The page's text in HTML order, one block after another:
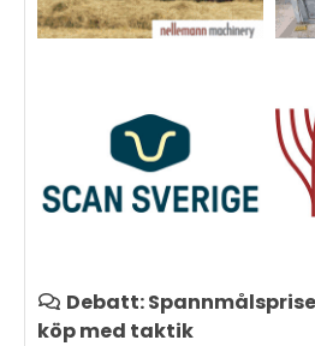
Debatt:
köp med taktik